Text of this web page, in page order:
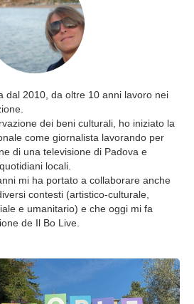
dal 2010, da oltre 10 anni lavoro nei
dei beni culturali, ho iniziato la
come giornalista lavorando per
di una televisione di Padova e
locali.
mi ha portato a collaborare anche
contesti (artistico-culturale,
e umanitario) e che oggi mi fa
de Il Bo Live.